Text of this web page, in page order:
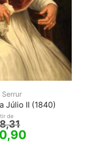
Serrur
Júlio II (1840)
de